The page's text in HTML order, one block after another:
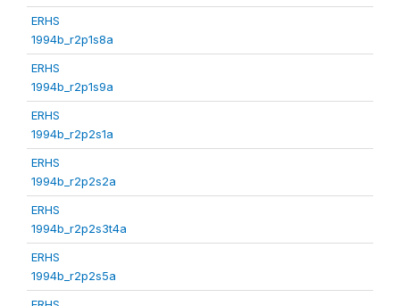
ERHS
1994b_r2p1s8a
ERHS
1994b_r2p1s9a
ERHS
1994b_r2p2s1a
ERHS
1994b_r2p2s2a
ERHS
1994b_r2p2s3t4a
ERHS
1994b_r2p2s5a